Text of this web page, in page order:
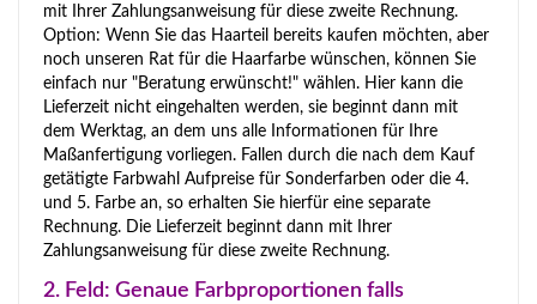
mit Ihrer Zahlungsanweisung für diese zweite Rechnung.
Option: Wenn Sie das Haarteil bereits kaufen möchten, aber
noch unseren Rat für die Haarfarbe wünschen, können Sie
einfach nur "Beratung erwünscht!" wählen. Hier kann die
Lieferzeit nicht eingehalten werden, sie beginnt dann mit
dem Werktag, an dem uns alle Informationen für Ihre
Maßanfertigung vorliegen. Fallen durch die nach dem Kauf
getätigte Farbwahl Aufpreise für Sonderfarben oder die 4.
und 5. Farbe an, so erhalten Sie hierfür eine separate
Rechnung. Die Lieferzeit beginnt dann mit Ihrer
Zahlungsanweisung für diese zweite Rechnung.
2. Feld: Genaue Farbproportionen falls